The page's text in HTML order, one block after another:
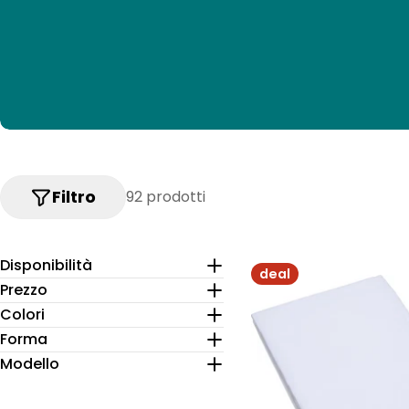
92 prodotti
Filtro
Disponibilità
Prezzo
Colori
Forma
Modello
deal